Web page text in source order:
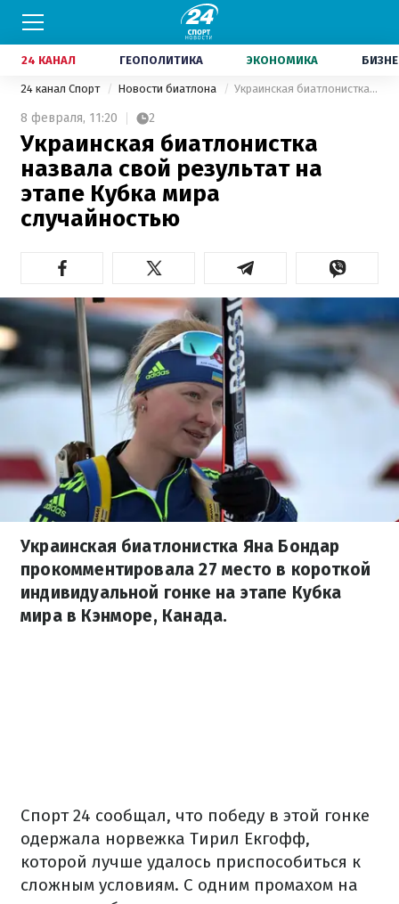
24 КАНАЛ ГЕОПОЛИТИКА ЭКОНОМИКА
24 канал Спорт Новости биатлона Украинская биатлонистка назвала свой результат на этапе Кубка мира случайностью
8 февраля, 11:20 2
Украинская биатлонистка
назвала свой результат на
этапе Кубка мира
случайностью
Украинская биатлонистка Яна Бондар
прокомментировала 27 место в короткой
индивидуальной гонке на этапе Кубка
мира в Кэнморе, Канада.
Спорт 24 сообщал, что победу в этой гонке
одержала норвежка Тирил Екгофф,
которой лучше удалось приспособиться к
сложным условиям. С одним промахом на